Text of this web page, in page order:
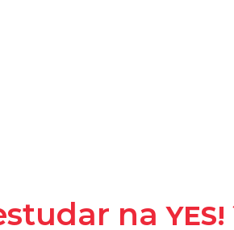
naYES!